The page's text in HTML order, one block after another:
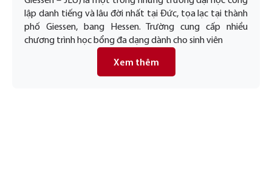
lập danh tiếng và lâu đời nhất tại Đức, tọa lạc tại thành
phố Giessen, bang Hessen. Trường cung cấp nhiều
chương trình học bổng đa dạng dành cho sinh viên
Xem thêm